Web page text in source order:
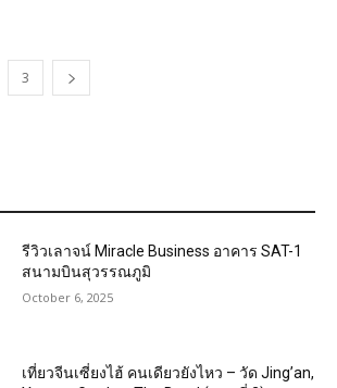
3
รีวิวเลาจน์ Miracle Business อาคาร SAT-1
สนามบินสุวรรณภูมิ
October 6, 2025
เที่ยวจีนเซี่ยงไฮ้ คนเดียวยังไหว – วัด Jing’an,